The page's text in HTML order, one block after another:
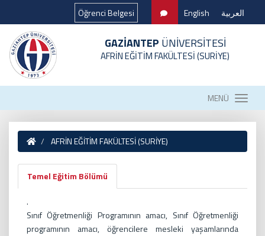
Öğrenci Belgesi English العربية
GAZİANTEP ÜNİVERSİTESİ
AFRİN EĞİTİM FAKÜLTESİ (SURİYE)
MENÜ
AFRİN EĞİTİM FAKÜLTESİ (SURİYE)
Temel Eğitim Bölümü
.
Sınıf Öğretmenliği Programının amacı, Sınıf Öğretmenliği
programının amacı, öğrencilere mesleki yaşamlarında